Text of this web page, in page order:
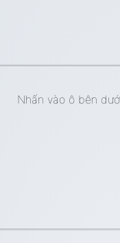
Nhấn vào ô bên